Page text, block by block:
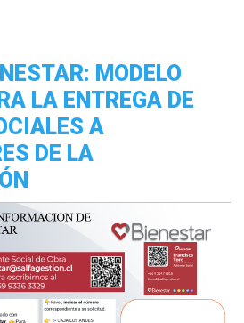
MODELO
LA ENTREGA DE
A
DE LA